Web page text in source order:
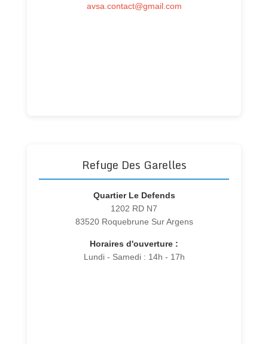
avsa.contact@gmail.com
Refuge Des Garelles
Quartier Le Defends
1202 RD N7
83520 Roquebrune Sur Argens
Horaires d'ouverture :
Lundi - Samedi : 14h - 17h